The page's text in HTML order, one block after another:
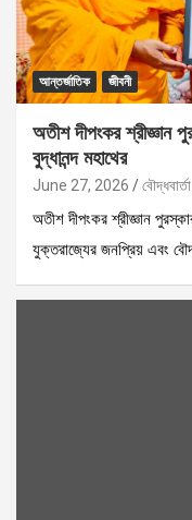
আন্তর্জাতিক জীবনী
অতীশ দীপংকর
বুদ্ধানন্দ মহাথের
June 27, 2026
অতীশ দীপংকর শ্রীজ্ঞান
যুক্তরাজ্যের জনপ্রিয় এবং